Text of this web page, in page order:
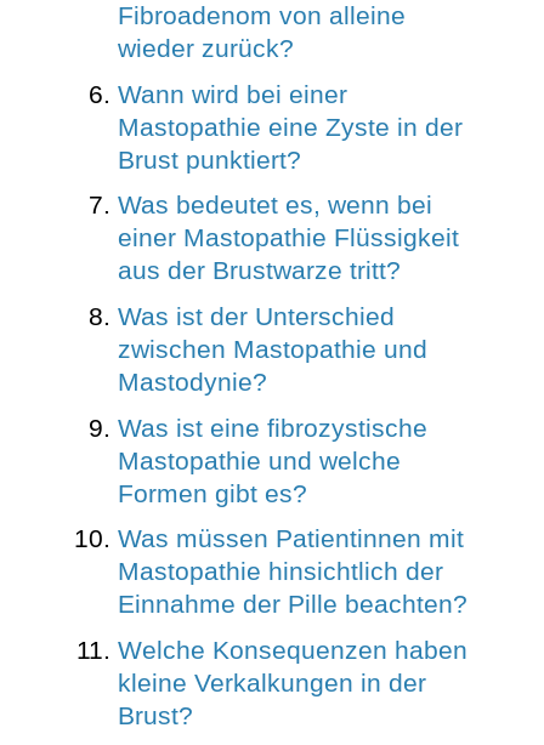
Fibroadenom von alleine
wieder zurück?
Wann wird bei einer
Mastopathie eine Zyste in der
Brust punktiert?
Was bedeutet es, wenn bei
einer Mastopathie Flüssigkeit
aus der Brustwarze tritt?
Was ist der Unterschied
zwischen Mastopathie und
Mastodynie?
Was ist eine fibrozystische
Mastopathie und welche
Formen gibt es?
Was müssen Patientinnen mit
Mastopathie hinsichtlich der
Einnahme der Pille beachten?
Welche Konsequenzen haben
kleine Verkalkungen in der
Brust?